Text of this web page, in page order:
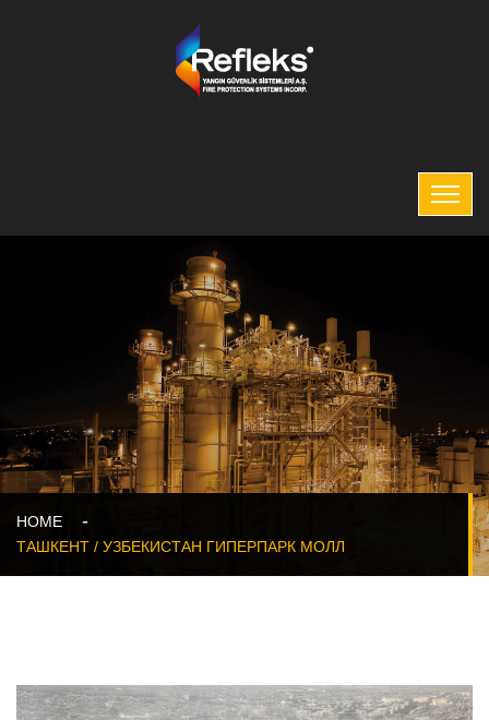
HOME
ТАШКЕНТ / УЗБЕКИСТАН ГИПЕРПАРК МОЛЛ